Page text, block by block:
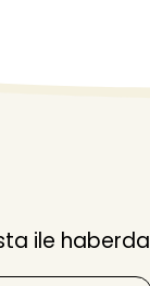
ile